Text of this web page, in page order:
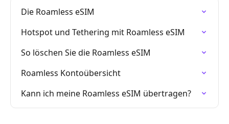
Die Roamless eSIM
Hotspot und Tethering mit Roamless eSIM
So löschen Sie die Roamless eSIM
Roamless Kontoübersicht
Kann ich meine Roamless eSIM übertragen?